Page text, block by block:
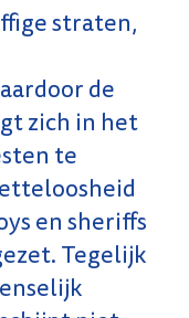
straten,
de
zich in het
te
en sheriffs
Tegelijk